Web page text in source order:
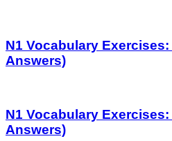
N1 Vocabulary Exercises:
Answers)
N1 Vocabulary Exercises:
Answers)